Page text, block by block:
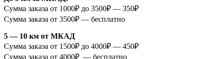
Сумма заказа от 1000₽ до 3500₽ — 350₽
Сумма заказа от 3500₽ — бесплатно
5 — 10 км от МКАД
Сумма заказа от 1500₽ до 4000₽ — 450₽
Сумма заказа от 4000₽ — бесплатно